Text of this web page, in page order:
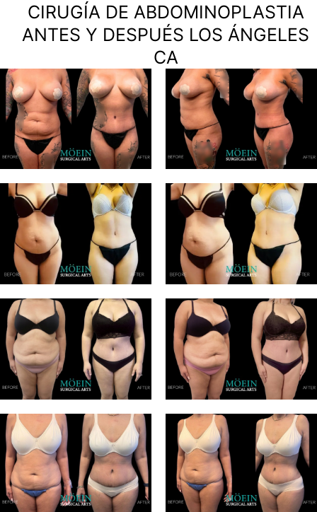
CIRUGÍA DE ABDOMINOPLASTIA
ANTES Y DESPUÉS LOS ÁNGELES
CA